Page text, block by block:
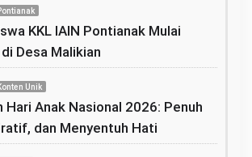
KKL IAIN Pontianak Mulai
Desa Malikian
Unik
Hari Anak Nasional 2026: Penuh
dan Menyentuh Hati